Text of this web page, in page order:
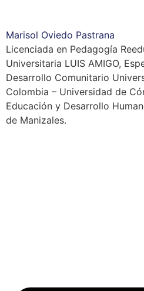
Marisol Oviedo Pastrana
Licenciada en Pedagogía
Universitaria LUIS AMIGO,
Desarrollo Comunitario
Colombia – Universidad de
Educación y Desarrollo
de Manizales.